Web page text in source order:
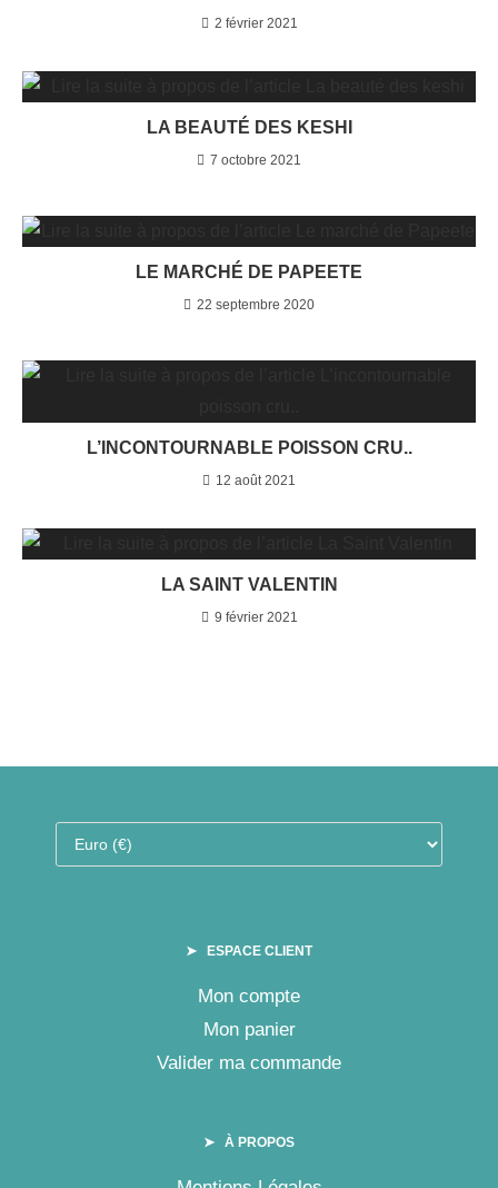
2 février 2021
LA BEAUTÉ DES KESHI
7 octobre 2021
LE MARCHÉ DE PAPEETE
22 septembre 2020
L’INCONTOURNABLE POISSON CRU..
12 août 2021
LA SAINT VALENTIN
9 février 2021
➤ ESPACE CLIENT
Mon compte
Mon panier
Valider ma commande
➤ À PROPOS